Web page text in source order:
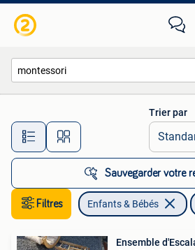
Toutes les
Trier par
Sauvegarder votre
Filtres Enfants & Bébés
Ensemble